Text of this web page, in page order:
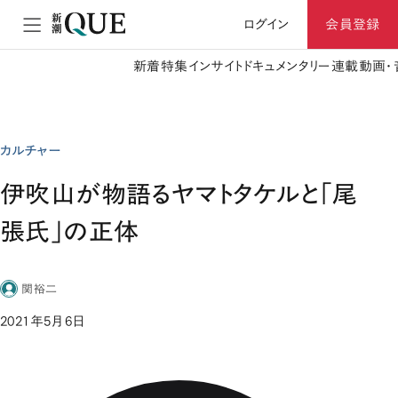
ログイン 会員登録
新着特集 インサイト ドキュメンタリー 連載動画
カルチャー
伊吹山が物語るヤマトタケルと「尾
張氏」の正体
関裕二
2021年5月6日